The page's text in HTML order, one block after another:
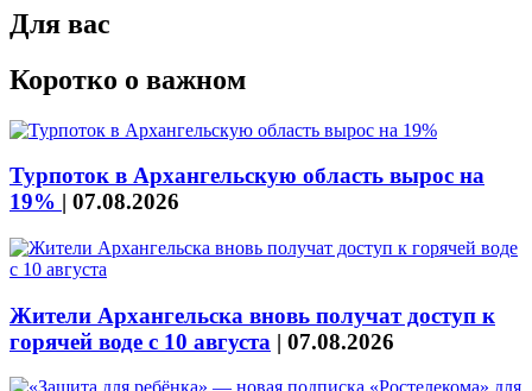
Для вас
Коротко о важном
Турпоток в Архангельскую область вырос на
19% | 07.08.2026
Жители Архангельска вновь получат доступ к
горячей воде с 10 августа | 07.08.2026